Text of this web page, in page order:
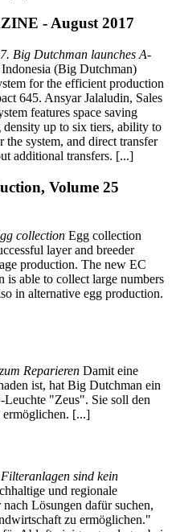
- August 2017
Big Dutchman launches A-
(Big Dutchman)
for the efficient production
645. Ansyar Jalaludin, Sales
features space saving
up to six tiers, ability to
the system, and direct transfer
additional transfers. [...]
Volume 25
collection Egg collection
layer and breeder
production. The new EC
is able to collect large numbers
in alternative egg production.
Reparieren Damit eine
ist, hat Big Dutchman ein
"Zeus". Sie soll den
ermöglichen. [...]
sind kein
und regionale
Lösungen dafür suchen,
zu ermöglichen."